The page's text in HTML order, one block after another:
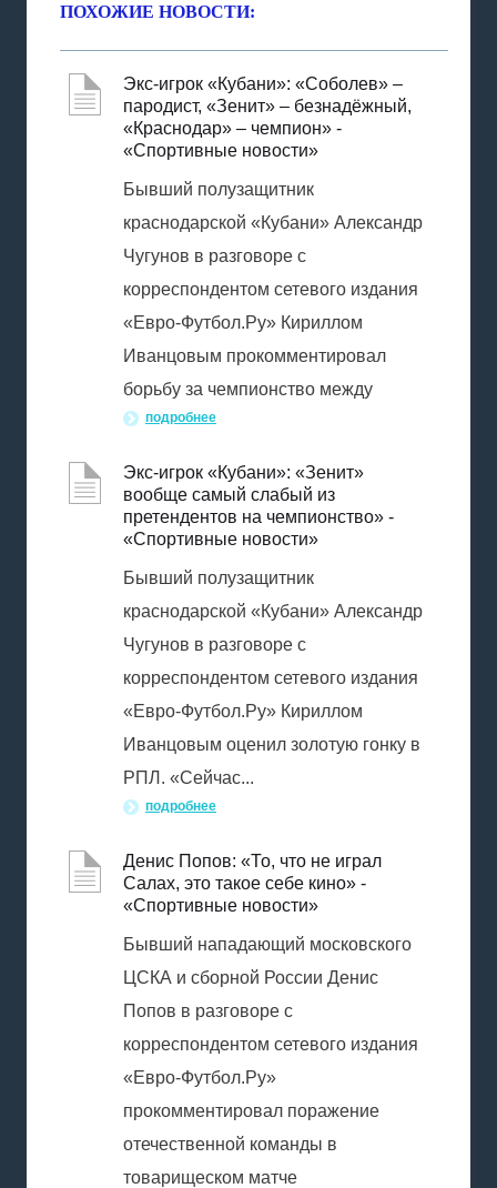
ПОХОЖИЕ НОВОСТИ:
Экс-игрок «Кубани»: «Соболев» –
пародист, «Зенит» – безнадёжный,
«Краснодар» – чемпион» -
«Спортивные новости»
Бывший полузащитник
краснодарской «Кубани» Александр
Чугунов в разговоре с
корреспондентом сетевого издания
«Евро-Футбол.Ру» Кириллом
Иванцовым прокомментировал
борьбу за чемпионство между
подробнее
Экс-игрок «Кубани»: «Зенит»
вообще самый слабый из
претендентов на чемпионство» -
«Спортивные новости»
Бывший полузащитник
краснодарской «Кубани» Александр
Чугунов в разговоре с
корреспондентом сетевого издания
«Евро-Футбол.Ру» Кириллом
Иванцовым оценил золотую гонку в
РПЛ. «Сейчас...
подробнее
Денис Попов: «То, что не играл
Салах, это такое себе кино» -
«Спортивные новости»
Бывший нападающий московского
ЦСКА и сборной России Денис
Попов в разговоре с
корреспондентом сетевого издания
«Евро-Футбол.Ру»
прокомментировал поражение
отечественной команды в
товарищеском матче